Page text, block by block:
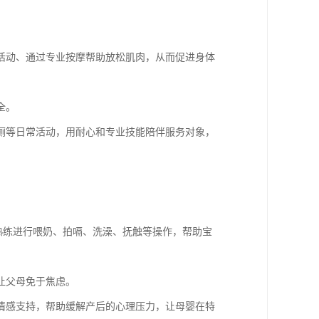
、通过专业按摩帮助放松肌肉，从而促进身体
日常活动，用耐心和专业技能陪伴服务对象，
进行喂奶、拍嗝、洗澡、抚触等操作，帮助宝
母免于焦虑。
支持，帮助缓解产后的心理压力，让母婴在特